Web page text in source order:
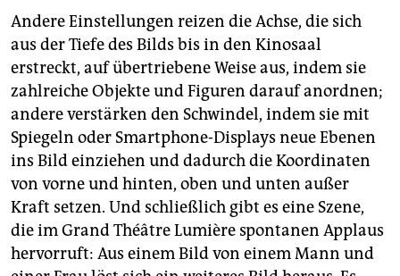
Andere Einstellungen reizen die Achse, die sich
aus der Tiefe des Bilds bis in den Kinosaal
erstreckt, auf übertriebene Weise aus, indem sie
zahlreiche Objekte und Figuren darauf anordnen;
andere verstärken den Schwindel, indem sie mit
Spiegeln oder Smartphone-Displays neue Ebenen
ins Bild einziehen und dadurch die Koordinaten
von vorne und hinten, oben und unten außer
Kraft setzen. Und schließlich gibt es eine Szene,
die im Grand Théâtre Lumière spontanen Applaus
hervorruft: Aus einem Bild von einem Mann und